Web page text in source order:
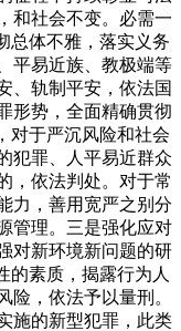
和社会不变。必需一
总体不雅，落实义务
平易近族、教极端等
、轨制平安，依法国
形势，全面精确贯彻
对于严沉风险和社会
犯罪、人平易近群众
，依法判处。对于常
力，善用宽严之别分
管理。三是强化应对
对新环境新问题的研
的素质，揭露行为人
险，依法予以量刑。
施的新型犯罪，此类